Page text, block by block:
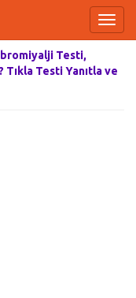
Testi,
Tıkla Testi Yanıtla ve